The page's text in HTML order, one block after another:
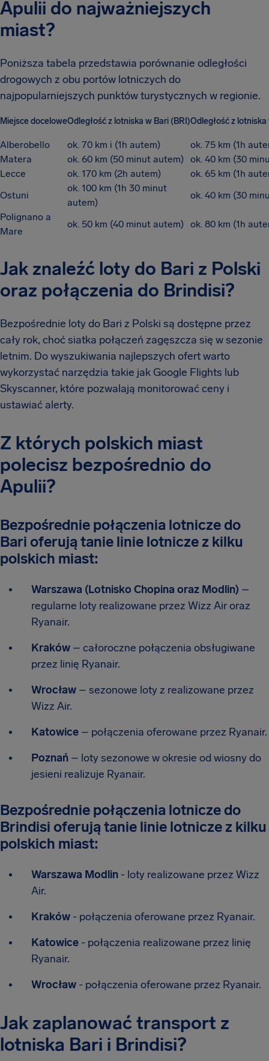
Apulii do najważniejszych
miast?
Poniższa tabela przedstawia porównanie odległości
drogowych z obu portów lotniczych do
najpopularniejszych punktów turystycznych w regionie.
Miejsce doceloweOdległość z lotniska w Bari (BRI)Odległość z
Alberobello ok. 70 km i (1h autem)
ok. 75 km (1h
Matera
ok. 60 km (50 minut autem)
ok. 40 km (30
Lecce
ok. 170 km (2h autem)
ok. 65 km (1h
Ostuni
ok. 100 km (1h 30 minut
autem)
ok. 40 km (30
Polignano a
Mare
ok. 50 km (40 minut autem) ok. 80 km (1h
Jak znaleźć loty do Bari z Polski
oraz połączenia do Brindisi?
Bezpośrednie loty do Bari z Polski są dostępne przez
cały rok, choć siatka połączeń zagęszcza się w sezonie
letnim. Do wyszukiwania najlepszych ofert warto
wykorzystać narzędzia takie jak Google Flights lub
Skyscanner, które pozwalają monitorować ceny i
ustawiać alerty.
Z których polskich miast
polecisz bezpośrednio do
Apulii?
Bezpośrednie połączenia lotnicze do
Bari oferują tanie linie lotnicze z kilku
polskich miast:
Warszawa (Lotnisko Chopina oraz Modlin) –
regularne loty realizowane przez Wizz Air oraz
Ryanair.
Kraków – całoroczne połączenia obsługiwane
przez linię Ryanair.
Wrocław – sezonowe loty z realizowane przez
Wizz Air.
Katowice – połączenia oferowane przez Ryanair.
Poznań – loty sezonowe w okresie od wiosny do
jesieni realizuje Ryanair.
Bezpośrednie połączenia lotnicze do
Brindisi oferują tanie linie lotnicze z kilku
polskich miast:
Warszawa Modlin - loty realizowane przez Wizz
Air.
Kraków - połączenia oferowane przez Ryanair.
Katowice - połączenia realizowane przez linię
Ryanair.
Wrocław - połączenia oferowane przez Ryanair.
Jak zaplanować transport z
lotniska Bari i Brindisi?